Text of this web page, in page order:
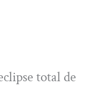
total de